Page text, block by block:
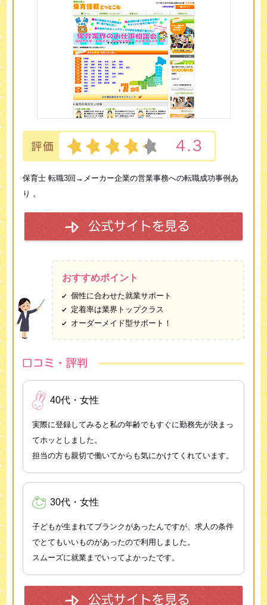
保育士 転職3回→メーカー企業の営業事務への転職成功事例あ
り 。
おすすめポイント
個性に合わせた就業サポート
定着率は業界トップクラス
オーダーメイド型サポート！
40代・女性
実際に登録してみると私の年齢でもすぐに勤務先が決まっ
てホッとしました。
担当の方も親切で働いてからも気にかけてくれています。
30代・女性
子どもが生まれてブランクがあったんですが、求人の条件
でとてもいいものがあったので利用しました。
スムーズに就業までいってよかったです。